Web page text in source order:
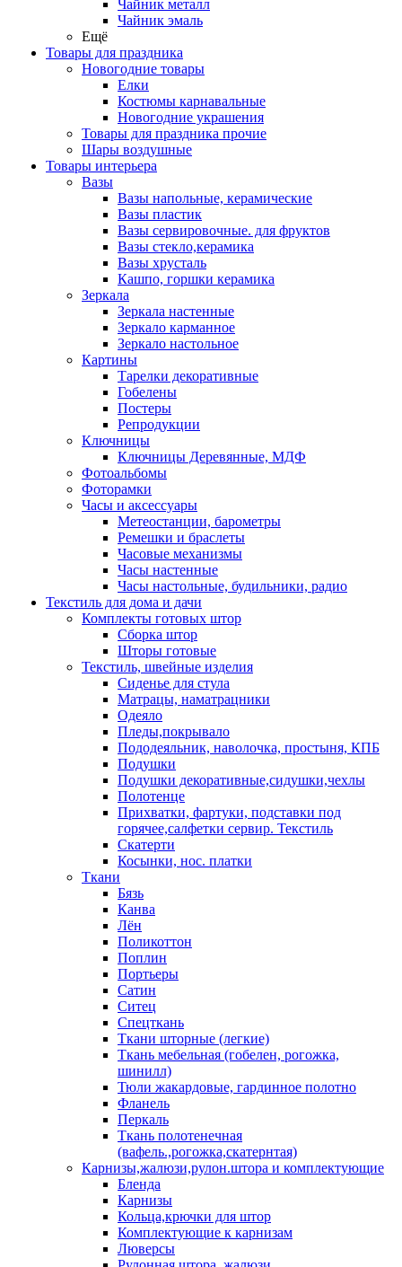
Чайник металл
Чайник эмаль
Ещё
Товары для праздника
Новогодние товары
Елки
Костюмы карнавальные
Новогодние украшения
Товары для праздника прочие
Шары воздушные
Товары интерьера
Вазы
Вазы напольные, керамические
Вазы пластик
Вазы сервировочные. для фруктов
Вазы стекло,керамика
Вазы хрусталь
Кашпо, горшки керамика
Зеркала
Зеркала настенные
Зеркало карманное
Зеркало настольное
Картины
Тарелки декоративные
Гобелены
Постеры
Репродукции
Ключницы
Ключницы Деревянные, МДФ
Фотоальбомы
Фоторамки
Часы и аксессуары
Метеостанции, барометры
Ремешки и браслеты
Часовые механизмы
Часы настенные
Часы настольные, будильники, радио
Текстиль для дома и дачи
Комплекты готовых штор
Сборка штор
Шторы готовые
Текстиль, швейные изделия
Сиденье для стула
Матрацы, наматрацники
Одеяло
Пледы,покрывало
Пододеяльник, наволочка, простыня, КПБ
Подушки
Подушки декоративные,сидушки,чехлы
Полотенце
Прихватки, фартуки, подставки под
горячее,салфетки сервир. Текстиль
Скатерти
Косынки, нос. платки
Ткани
Бязь
Канва
Лён
Поликоттон
Поплин
Портьеры
Сатин
Ситец
Спецткань
Ткани шторные (легкие)
Ткань мебельная (гобелен, рогожка,
шинилл)
Тюли жакардовые, гардинное полотно
Фланель
Перкаль
Ткань полотенечная
(вафель.,рогожка,скатернтая)
Карнизы,жалюзи,рулон.штора и комплектующие
Бленда
Карнизы
Кольца,крючки для штор
Комплектующие к карнизам
Люверсы